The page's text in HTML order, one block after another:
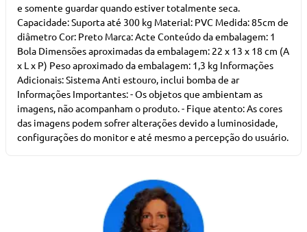
e somente guardar quando estiver totalmente seca.
Capacidade: Suporta até 300 kg Material: PVC Medida: 85cm de
diâmetro Cor: Preto Marca: Acte Conteúdo da embalagem: 1
Bola Dimensões aproximadas da embalagem: 22 x 13 x 18 cm (A
x L x P) Peso aproximado da embalagem: 1,3 kg Informações
Adicionais: Sistema Anti estouro, inclui bomba de ar ​​​​​​​​​​​​​​
Informações Importantes: - Os objetos que ambientam as
imagens, não acompanham o produto. - Fique atento: As cores
das imagens podem sofrer alterações devido a luminosidade,
configurações do monitor e até mesmo a percepção do usuário.